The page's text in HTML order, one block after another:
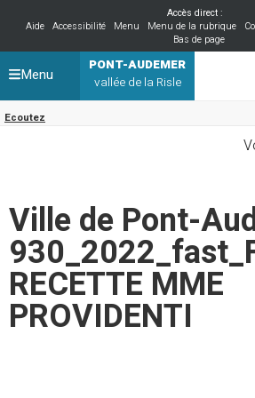
Accès direct :
Aide
Accessibilité Menu Menu de la rubrique
Bas de page
PONT-AUDEMER
vallée de la Risle
Ecoutez
Menu
Ville de Pont-
RECETTE MME
PROVIDENTI